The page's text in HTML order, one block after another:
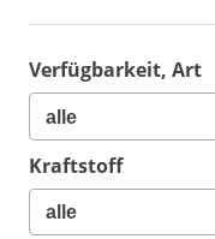
Verfügbarkeit, Art
Kraftstoff